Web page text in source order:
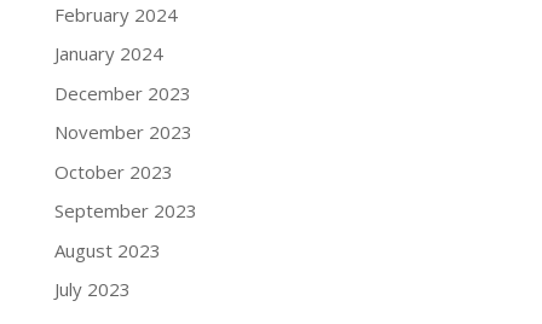
February 2024
January 2024
December 2023
November 2023
October 2023
September 2023
August 2023
July 2023